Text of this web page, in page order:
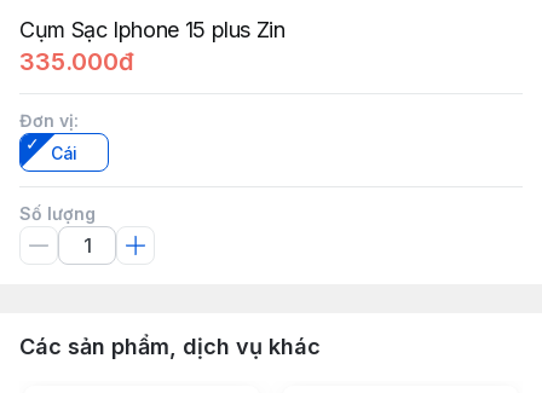
Cụm Sạc Iphone 15 plus Zin
335.000đ
Đơn vị:
Cái
Số lượng
Các sản phẩm, dịch vụ khác